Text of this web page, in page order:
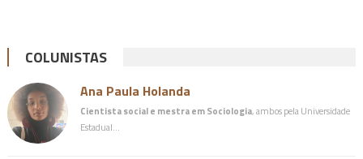
COLUNISTAS
Ana Paula Holanda
Cientista social e mestra em Sociologia, ambos pela Universidade
Estadual…